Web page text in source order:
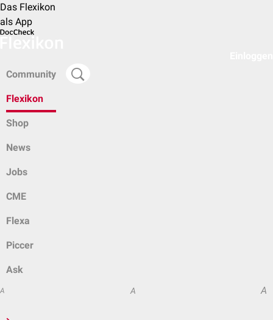
Das Flexikon
als App
Community
Flexikon
Shop
News
Jobs
CME
Flexa
Piccer
Ask
A A A